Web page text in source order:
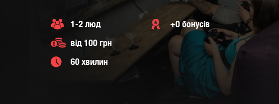
1-2 люд
+0 бонусів
від 100 грн
60 хвилин